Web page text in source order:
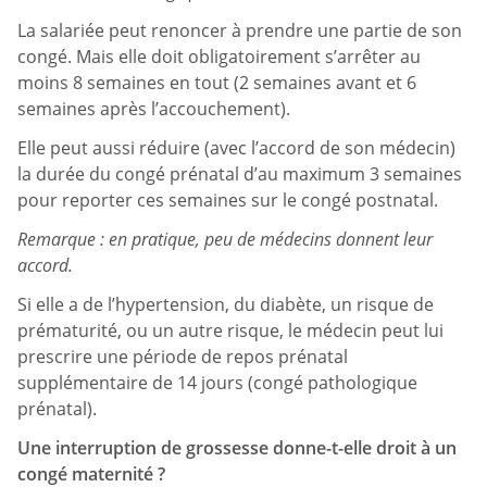
La salariée peut renoncer à prendre une partie de son
congé. Mais elle doit obligatoirement s’arrêter au
moins 8 semaines en tout (2 semaines avant et 6
semaines après l’accouchement).
Elle peut aussi réduire (avec l’accord de son médecin)
la durée du congé prénatal d’au maximum 3 semaines
pour reporter ces semaines sur le congé postnatal.
Remarque : en pratique, peu de médecins donnent leur
accord.
Si elle a de l’hypertension, du diabète, un risque de
prématurité, ou un autre risque, le médecin peut lui
prescrire une période de repos prénatal
supplémentaire de 14 jours (congé pathologique
prénatal).
Une interruption de grossesse donne-t-elle droit à un
congé maternité ?